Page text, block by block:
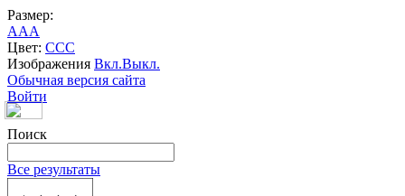
Размер:
AAA
Цвет: CCC
Изображения Вкл.Выкл.
Обычная версия сайта
Войти
Поиск
Все результаты